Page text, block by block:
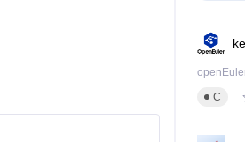
py12306/helpers/type.py
C